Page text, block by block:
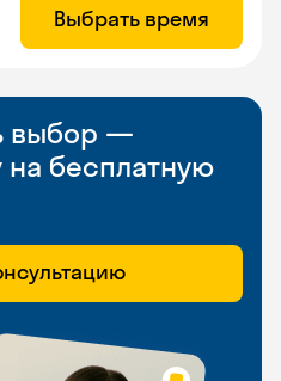
Выбрать время
выбор —
на бесплатную